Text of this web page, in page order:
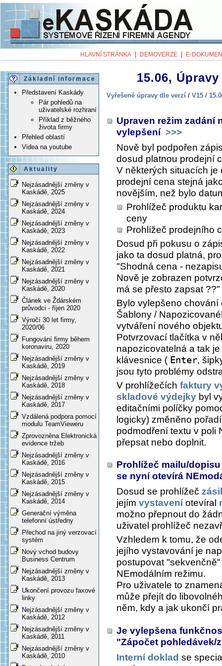
HLAVNÍ STRÁNKA DEMOVERZE E-
Základní informace
Představení Kaskády
Pár pohledů na
uživatelské rozhraní
Příklad z běžného
života firmy
Přehled oblastí
Videa na youtube
Aktuality
Nejzásadnější změny v
Kaskádě, 2025
Nejzásadnější změny v
Kaskádě, 2024
Nejzásadnější změny v
Kaskádě, 2023
Nejzásadnější změny v
Kaskádě, 2022
Nejzásadnější změny v
Kaskádě, 2021
Nejzásadnější změny v
Kaskádě, 2020
Článek ve Ždárském
průvodci - říjen 2020
Výročí 30 let firmy,
2020/06
Fungování firmy během
koronaviru, 2020
Nejzásadnější změny v
Kaskádě, 2019
Nejzásadnější změny v
Kaskádě, 2018
Nejzásadnější změny v
Kaskádě, 2017
Vzdálená podpora pomocí
modulu TeamVieweru
Zprovozněna Elektronická
evidence tržeb
Nejzásadnější změny v
Kaskádě, 2016
Nejzásadnější změny v
Kaskádě, 2015
Nejzásadnější změny v
Kaskádě, 2014
Generační výměna
telefonní ústředny
Přechod na jiný verzovací
systém
Nový vchod budovy
Business Centrum
Nejzásadnější změny v
Kaskádě, 2013
Ukončení provozu faxové
linky
Nejzásadnější změny v
Kaskádě, 2012
Nejzásadnější změny v
Kaskádě, 2011
Nejzásadnější změny v
Kaskádě, 2010
15.06,
Vyřešené úpravy dle verzí / V15 /
Upraven režim zadání
vylepšení >>>
Nově byl podpořen
dosud platnou prodejní
V některých situacích
prodejní cena stejná
novějším, než bylo
Prohlížeč produktu
ceny
Prohlížeč prodejního
Dosud při pokusu o
jako ta dosud platná,
"Shodná cena -
Nově je zobrazen
má se přesto zapsat
Bylo vylepšeno
Šablony /
vytváření nového
Potvrzovací tlačítka v
napozicovatelná a tak
klávesnice ( Enter,
jsou tyto problémy
V prohlížečích faktury
skladové výdejky byl
editačními políčky
logicky) změněno
podmodření textu v poli
přepsat nebo doplnit.
Prohlížeč mailu/
se nyní otevírá
Dosud se prohlížeč
jejím vystaveníotevíral
možno přepnout do
uživatel prohlížeč
Vzhledem k tomu, že
jejího vystavování je
postupovat
NEmodálním režimu.
Pro uživatele to
může přejít do
něm, kdy a jak ukončí
Je vylepšena
"Zápočet pohledávek/
Interní doklad se